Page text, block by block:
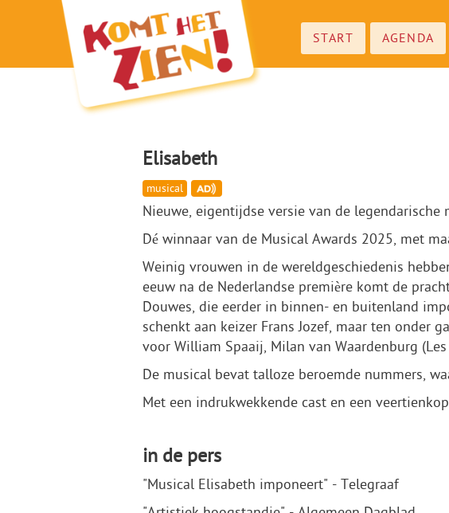
START AGENDA
Elisabeth
musical
Nieuwe, eigentijdse versie van de legendarische
Dé winnaar van de Musical Awards 2025, met
Weinig vrouwen in de wereldgeschiedenis
eeuw na de Nederlandse première komt de
Douwes, die eerder in binnen- en buitenland
schenkt aan keizer Frans Jozef, maar ten onder
voor William Spaaij, Milan van Waardenburg
De musical bevat talloze beroemde nummers,
Met een indrukwekkende cast en een
in de pers
"Musical Elisabeth imponeert" - Telegraaf